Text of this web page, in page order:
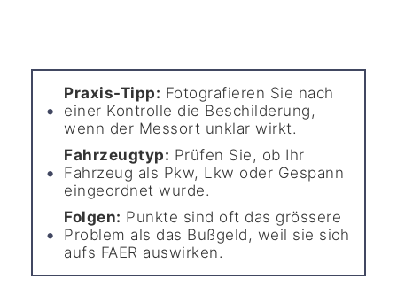
Praxis-Tipp: Fotografieren Sie nach
einer Kontrolle die Beschilderung,
wenn der Messort unklar wirkt.
Fahrzeugtyp: Prüfen Sie, ob Ihr
Fahrzeug als Pkw, Lkw oder Gespann
eingeordnet wurde.
Folgen: Punkte sind oft das grössere
Problem als das Bußgeld, weil sie sich
aufs FAER auswirken.